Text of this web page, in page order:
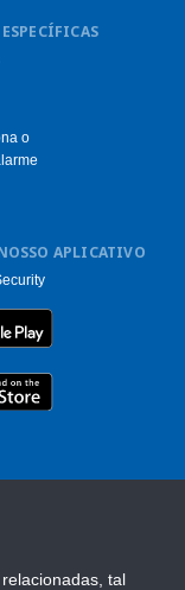
o
APLICATIVO
tal